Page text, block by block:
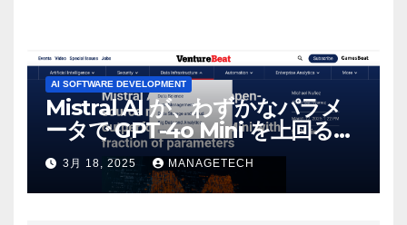
AI SOFTWARE DEVELOPMENT
Mistral AI が、わずかなパラメ
ータで GPT-4o Mini を上回る新
しいオープンソース モデルをリ
リース | VentureBeat
3月 18, 2025 MANAGETECH